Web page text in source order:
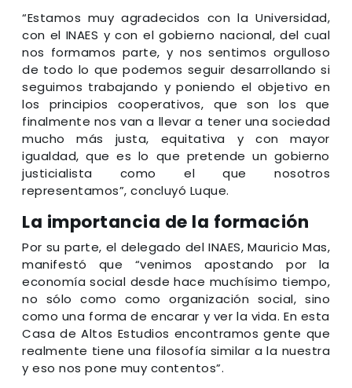
“Estamos muy agradecidos con la Universidad,
con el INAES y con el gobierno nacional, del cual
nos formamos parte, y nos sentimos orgulloso
de todo lo que podemos seguir desarrollando si
seguimos trabajando y poniendo el objetivo en
los principios cooperativos, que son los que
finalmente nos van a llevar a tener una sociedad
mucho más justa, equitativa y con mayor
igualdad, que es lo que pretende un gobierno
justicialista como el que nosotros
representamos”, concluyó Luque.
La importancia de la formación
Por su parte, el delegado del INAES, Mauricio Mas,
manifestó que “venimos apostando por la
economía social desde hace muchísimo tiempo,
no sólo como como organización social, sino
como una forma de encarar y ver la vida. En esta
Casa de Altos Estudios encontramos gente que
realmente tiene una filosofía similar a la nuestra
y eso nos pone muy contentos”.